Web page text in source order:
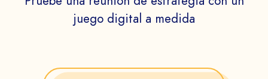
juego digital a medida